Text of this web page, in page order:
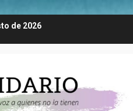
de 2026